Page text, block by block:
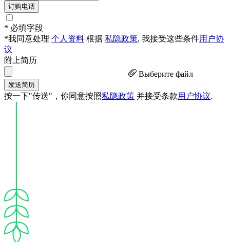
订购电话
* 必填字段
*我同意处理 个人资料 根据 私隐政策, 我接受这些条件用户协
议
附上简历
Выберите файл
发送简历
按一下"传送"，你同意按照私隐政策 并接受条款用户协议.